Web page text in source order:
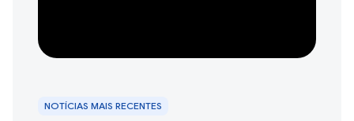
NOTÍCIAS MAIS RECENTES